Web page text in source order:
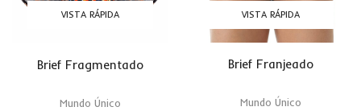
VISTA RÁPIDA
Brief Fragmentado
Mundo Único
VISTA RÁPIDA
Brief Franjeado
Mundo Único